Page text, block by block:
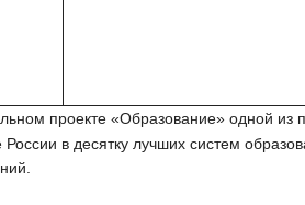
проекте «Образование» одной из
России в десятку лучших систем